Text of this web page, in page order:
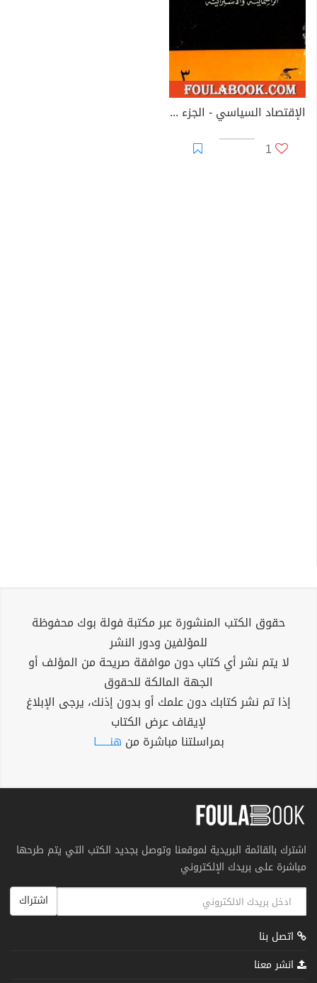
الإقتصاد السياسي - الجزء الثالث - الرأسمالية والاشتراكية
1
حقوق الكتب المنشورة عبر مكتبة فولة بوك محفوظة
للمؤلفين ودور النشر
لا يتم نشر أي كتاب دون موافقة صريحة من المؤلف أو
الجهة المالكة للحقوق
إذا تم نشر كتابك دون علمك أو بدون إذنك، يرجى الإبلاغ
لإيقاف عرض الكتاب
بمراسلتنا مباشرة من هنــــــا
اشترك بالقائمة البريدية لموقعنا وتوصل بجديد الكتب التي يتم طرحها
مباشرة على بريدك الإلكتروني
اشتراك
اتصل بنا
انشر معنا